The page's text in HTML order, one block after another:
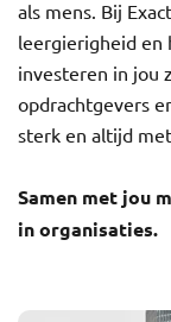
als mens. Bij
leergierigheid en
investeren in jou
opdrachtgevers
sterk en altijd
Samen met jou
in organisaties.